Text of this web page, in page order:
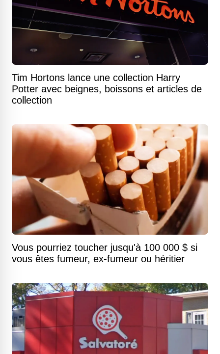
Tim Hortons lance une collection Harry
Potter avec beignes, boissons et articles de
collection
Vous pourriez toucher jusqu'à 100 000 $ si
vous êtes fumeur, ex-fumeur ou héritier